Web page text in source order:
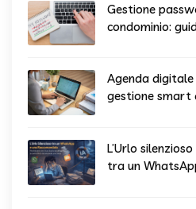
Gestione
condominio:
Agenda
gestione smart
L’Urlo
tra un